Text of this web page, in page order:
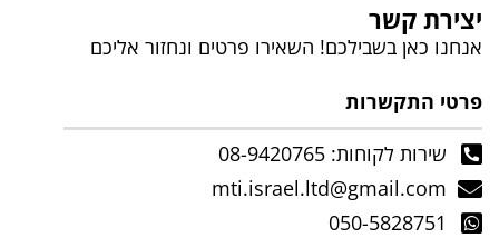
יצירת קשר
אנחנו כאן בשבילכם! השאירו פרטים ונחזור אליכם
פרטי התקשרות
שירות לקוחות: 08-9420765
mti.israel.ltd@gmail.com
050-5828751